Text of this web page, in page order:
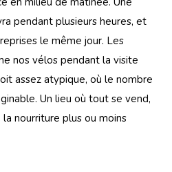
pendant plusieurs heures, et
le même jour. Les
nos vélos pendant la visite
assez atypique, où le nombre
Un lieu où tout se vend,
nourriture plus ou moins